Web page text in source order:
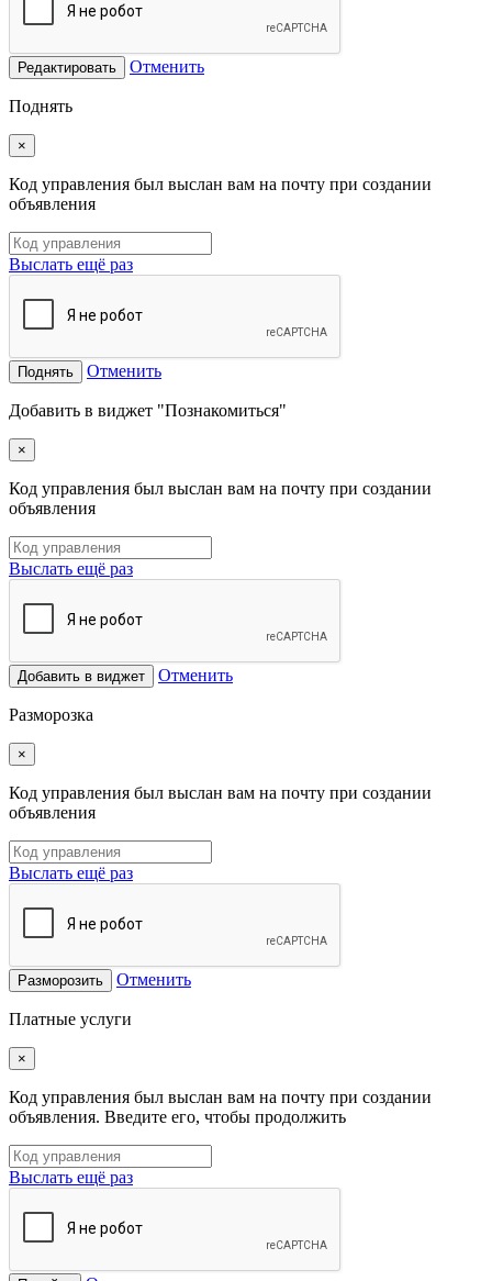
Редактировать Отменить
Поднять
×
Код управления был выслан вам на почту при создании
объявления
Выслать ещё раз
Поднять Отменить
Добавить в виджет "Познакомиться"
×
Код управления был выслан вам на почту при создании
объявления
Выслать ещё раз
Добавить в виджет Отменить
Разморозка
×
Код управления был выслан вам на почту при создании
объявления
Выслать ещё раз
Разморозить Отменить
Платные услуги
×
Код управления был выслан вам на почту при создании
объявления. Введите его, чтобы продолжить
Выслать ещё раз